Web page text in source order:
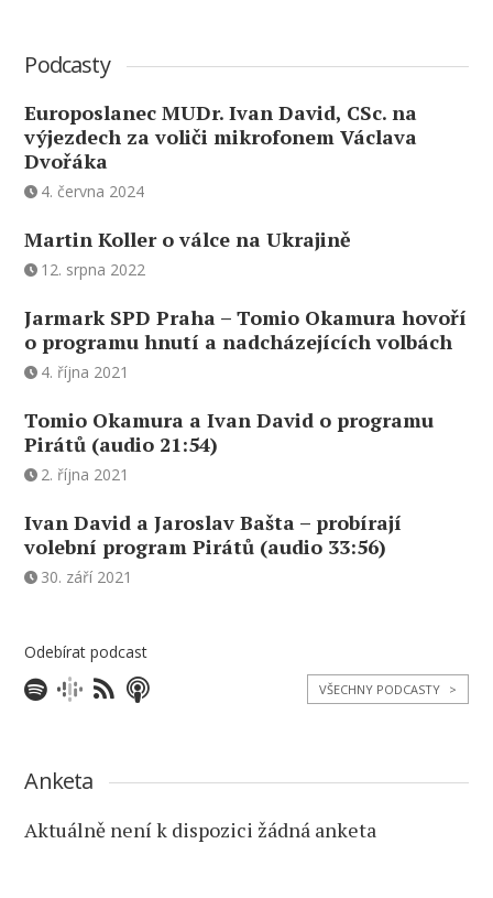
Podcasty
Europoslanec MUDr. Ivan David, CSc. na
výjezdech za voliči mikrofonem Václava
Dvořáka
4. června 2024
Martin Koller o válce na Ukrajině
12. srpna 2022
Jarmark SPD Praha – Tomio Okamura hovoří
o programu hnutí a nadcházejících volbách
4. října 2021
Tomio Okamura a Ivan David o programu
Pirátů (audio 21:54)
2. října 2021
Ivan David a Jaroslav Bašta – probírají
volební program Pirátů (audio 33:56)
30. září 2021
Odebírat podcast
VŠECHNY PODCASTY >
Anketa
Aktuálně není k dispozici žádná anketa